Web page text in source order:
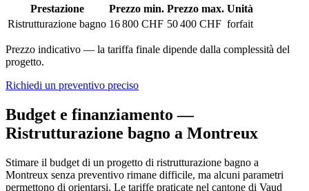
Prestazione Prezzo min. Prezzo max. Unità
Ristrutturazione bagno 16 800 CHF 50 400 CHF forfait
Prezzo indicativo — la tariffa finale dipende dalla complessità del
progetto.
Richiedi un preventivo preciso
Budget e finanziamento —
Ristrutturazione bagno a Montreux
Stimare il budget di un progetto di ristrutturazione bagno a
Montreux senza preventivo rimane difficile, ma alcuni parametri
permettono di orientarsi. Le tariffe praticate nel cantone di Vaud